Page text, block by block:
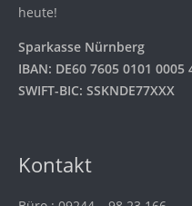
heute!
Sparkasse Nürnberg
IBAN: DE60 7605 0101 0005
SWIFT-BIC: SSKNDE77XXX
Kontakt